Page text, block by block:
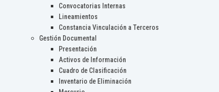
Convocatorias Internas
Lineamientos
Constancia Vinculación a Terceros
Gestión Documental
Presentación
Activos de Información
Cuadro de Clasificación
Inventario de Eliminación